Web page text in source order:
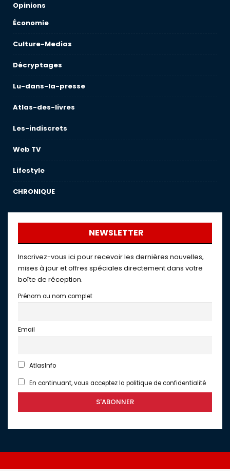
Opinions
Économie
Culture-Medias
Décryptages
Lu-dans-la-presse
Atlas-des-livres
Les-indiscrets
Web TV
Lifestyle
CHRONIQUE
NEWSLETTER
Inscrivez-vous ici pour recevoir les dernières nouvelles,
mises à jour et offres spéciales directement dans votre
boîte de réception.
Prénom ou nom complet
Email
AtlasInfo
En continuant, vous acceptez la politique de confidentialité